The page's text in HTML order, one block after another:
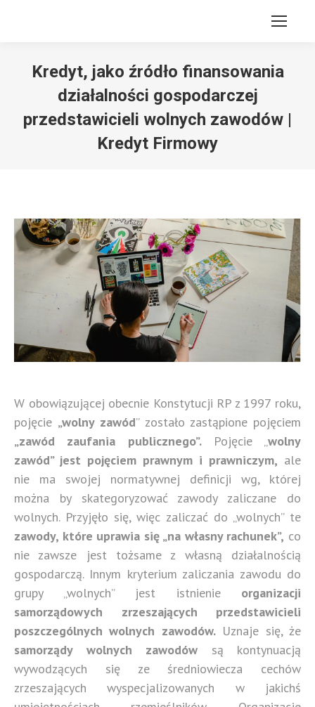
Kredyt, jako źródło finansowania
działalności gospodarczej
przedstawicieli wolnych zawodów |
Kredyt Firmowy
W obowiązującej obecnie Konstytucji RP z 1997 roku,
pojęcie „wolny zawód” zostało zastąpione pojęciem
„zawód zaufania publicznego”.Pojęcie „wolny
zawód” jest pojęciem prawnym i prawniczym, ale
nie ma swojej normatywnej definicji wg, której
można by skategoryzować zawody zaliczane do
wolnych. Przyjęło się, więc zaliczać do „wolnych” te
zawody, które uprawia się „na własny rachunek”, co
nie zawsze jest tożsame z własną działalnością
gospodarczą. Innym kryterium zaliczania zawodu do
grupy „wolnych” jest istnienie organizacji
samorządowych zrzeszających przedstawicieli
poszczególnych wolnych zawodów.Uznaje się, że
samorządy wolnych zawodów są kontynuacją
wywodzących się ze średniowiecza cechów
zrzeszających wyspecjalizowanych w jakichś